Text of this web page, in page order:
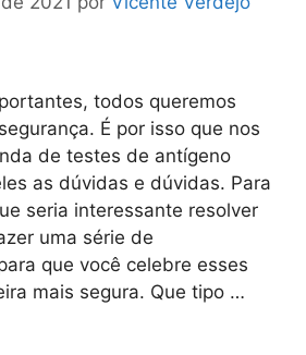
todos queremos
É por isso que nos
de testes de antígeno
as dúvidas e dúvidas. Para
seria interessante resolver
uma série de
que você celebre esses
mais segura. Que tipo …